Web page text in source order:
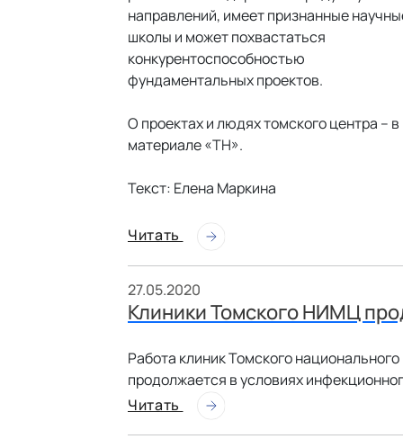
направлений, имеет признанные
школы и может похвастаться
конкурентоспособностью
фундаментальных проектов.
О проектах и людях томского центра – в
материале «ТН».
Текст: Елена Маркина
Читать
27.05.2020
Клиники Томского НИМЦ
Работа клиник Томского
продолжается в условиях
Читать